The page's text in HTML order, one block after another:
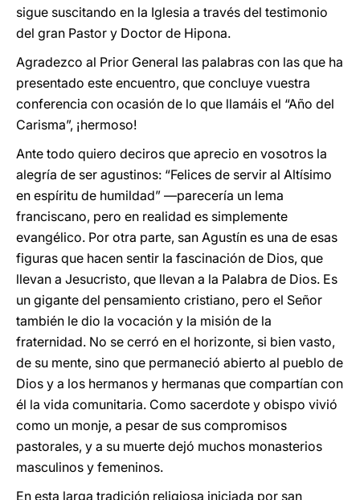
sigue suscitando en la Iglesia a través del testimonio
del gran Pastor y Doctor de Hipona.
Agradezco al Prior General las palabras con las que ha
presentado este encuentro, que concluye vuestra
conferencia con ocasión de lo que llamáis el “Año del
Carisma”, ¡hermoso!
Ante todo quiero deciros que aprecio en vosotros la
alegría de ser agustinos: “Felices de servir al Altísimo
en espíritu de humildad” ―parecería un lema
franciscano, pero en realidad es simplemente
evangélico. Por otra parte, san Agustín es una de esas
figuras que hacen sentir la fascinación de Dios, que
llevan a Jesucristo, que llevan a la Palabra de Dios. Es
un gigante del pensamiento cristiano, pero el Señor
también le dio la vocación y la misión de la
fraternidad. No se cerró en el horizonte, si bien vasto,
de su mente, sino que permaneció abierto al pueblo de
Dios y a los hermanos y hermanas que compartían con
él la vida comunitaria. Como sacerdote y obispo vivió
como un monje, a pesar de sus compromisos
pastorales, y a su muerte dejó muchos monasterios
masculinos y femeninos.
En esta larga tradición religiosa iniciada por san